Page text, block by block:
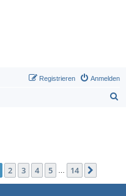
Anmelden
Registrieren
1von 14
2 3 4 5 14